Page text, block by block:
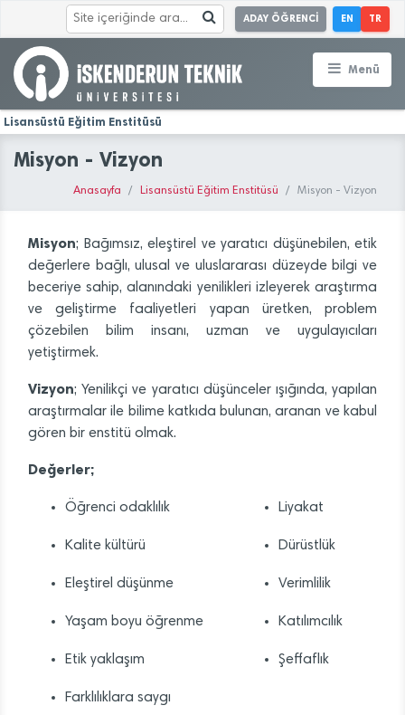
ADAY ÖĞRENCİ EN TR
Menü
Lisansüstü Eğitim Enstitüsü
Misyon - Vizyon
Anasayfa Lisansüstü Eğitim Enstitüsü Misyon - Vizyon
Misyon; Bağımsız, eleştirel ve yaratıcı düşünebilen, etik
değerlere bağlı, ulusal ve uluslararası düzeyde bilgi ve
beceriye sahip, alanındaki yenilikleri izleyerek araştırma
ve geliştirme faaliyetleri yapan üretken, problem
çözebilen bilim insanı, uzman ve uygulayıcıları
yetiştirmek.
Vizyon; Yenilikçi ve yaratıcı düşünceler ışığında, yapılan
araştırmalar ile bilime katkıda bulunan, aranan ve kabul
gören bir enstitü olmak.
Değerler;
Öğrenci odaklılık Liyakat
Kalite kültürü Dürüstlük
Eleştirel düşünme Verimlilik
Yaşam boyu öğrenme Katılımcılık
Etik yaklaşım Şeffaflık
Farklılıklara saygı